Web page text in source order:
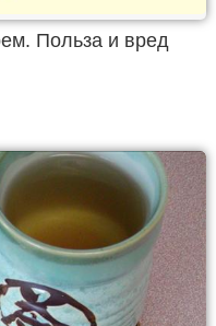
Польза и вред